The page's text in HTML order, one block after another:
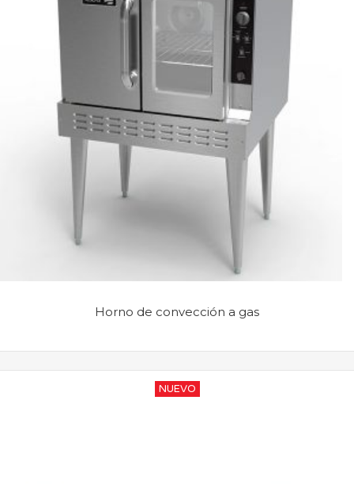
Horno de convección a gas
NUEVO